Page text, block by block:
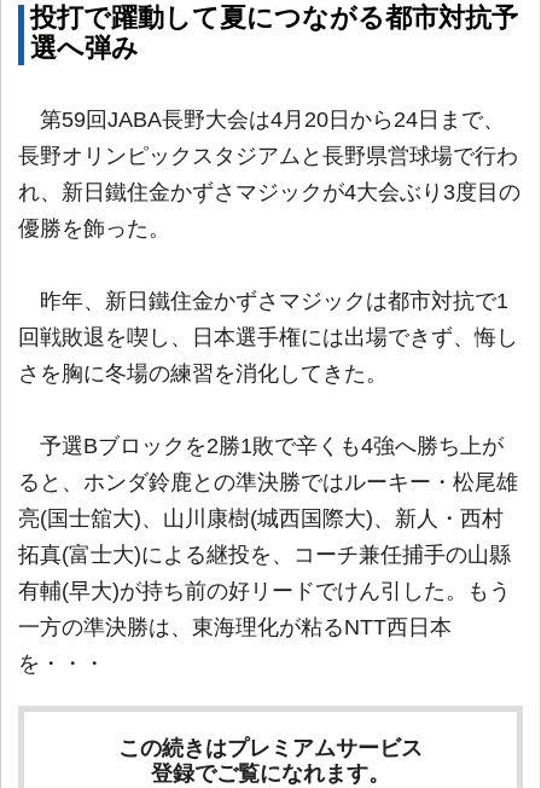
投打で躍動して夏につながる都市対抗予
選へ弾み
第59回JABA長野大会は4月20日から24日まで、
長野オリンピックスタジアムと長野県営球場で行わ
れ、新日鐵住金かずさマジックが4大会ぶり3度目の
優勝を飾った。
昨年、新日鐵住金かずさマジックは都市対抗で1
回戦敗退を喫し、日本選手権には出場できず、悔し
さを胸に冬場の練習を消化してきた。
予選Bブロックを2勝1敗で辛くも4強へ勝ち上が
ると、ホンダ鈴鹿との準決勝ではルーキー・松尾雄
亮(国士舘大)、山川康樹(城西国際大)、新人・西村
拓真(富士大)による継投を、コーチ兼任捕手の山縣
有輔(早大)が持ち前の好リードでけん引した。もう
一方の準決勝は、東海理化が粘るNTT西日本
を・・・
この続きはプレミアムサービス
登録でご覧になれます。